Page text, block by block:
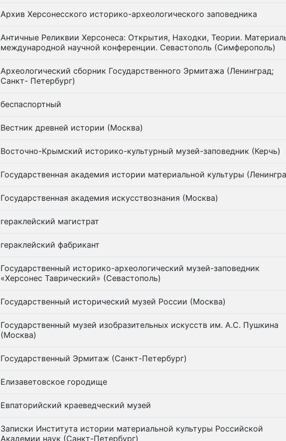
Архив Херсонесского историко-археологического заповедника
Античные Реликвии Херсонеса: Открытия, Находки, Теории.
международной научной конференции. Севастополь (Симферополь)
Археологический сборник Государственного Эрмитажа (Ленинград;
Санкт- Петербург)
беспаспортный
Вестник древней истории (Москва)
Восточно-Крымский историко-культурный музей-заповедник (Керчь)
Государственная академия истории материальной культуры
Государственная академия искусствознания (Москва)
гераклейский магистрат
гераклейский фабрикант
Государственный историко-археологический музей-заповедник
«Херсонес Таврический» (Севастополь)
Государственный исторический музей России (Москва)
Государственный музей изобразительных искусств им. А.С. Пушкина
(Москва)
Государственный Эрмитаж (Санкт-Петербург)
Елизаветовское городище
Евпаторийский краеведческий музей
Записки Института истории материальной культуры Российской
Академии наук (Санкт-Петербург)